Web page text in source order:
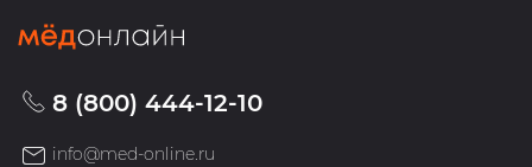
8 (800) 444-12-10
info@med-online.ru